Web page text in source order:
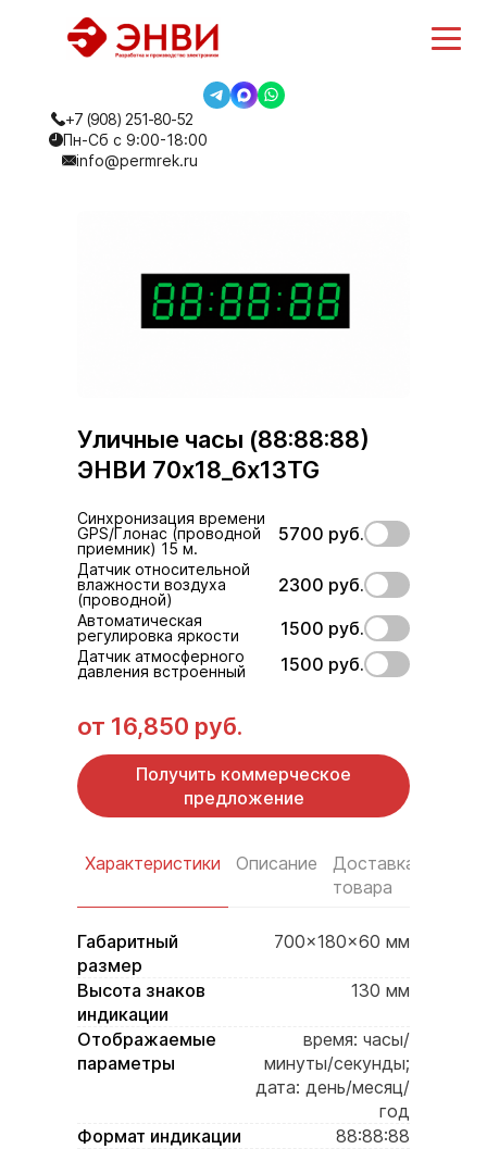
+7 (908) 251-80-52
Пн-Сб с 9:00-18:00
info@permrek.ru
Характеристики Описание
Доставка
товара
Габаритный
размер
700×180×60 мм
Высота знаков
индикации
130 мм
Отображаемые
параметры
время: часы/
минуты/секунды;
дата: день/месяц/
год
Формат индикации
88:88:88
Уличные часы (88:88:88)
ЭНВИ 70х18_6х13TG
от 16,850 руб.
Получить коммерческое
предложение
Синхронизация времени
GPS/Глонас (проводной
приемник) 15 м.
5700 руб.
Датчик относительной
влажности воздуха
(проводной)
2300 руб.
Автоматическая
регулировка яркости
1500 руб.
Датчик атмосферного
давления встроенный
1500 руб.